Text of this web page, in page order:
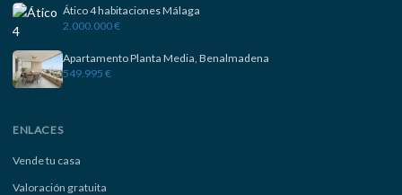
Ático 4 habitaciones Málaga
2.000.000 €
Apartamento Planta Media, Benalmadena
549.995 €
ENLACES
Vende tu casa
Valoración gratuita